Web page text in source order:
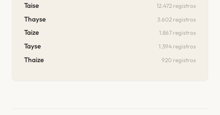
Taise 12.472 registros
Thayse 3.602 registros
Taize 1.867 registros
Tayse 1.394 registros
Thaize 920 registros